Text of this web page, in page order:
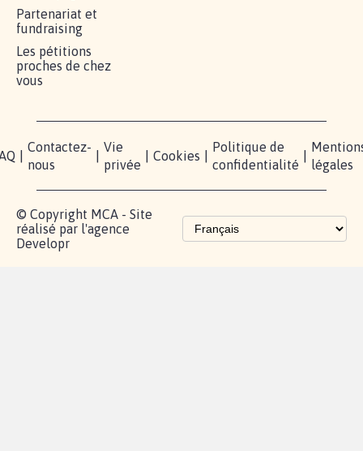
Partenariat et
fundraising
Les pétitions
proches de chez
vous
Contactez-
nous
Vie
privée
Cookies
Politique de
confidentialité
légales
© Copyright MCA - Site
réalisé par l'agence
Developr